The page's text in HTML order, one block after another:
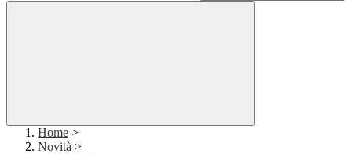
Home >
Novità >